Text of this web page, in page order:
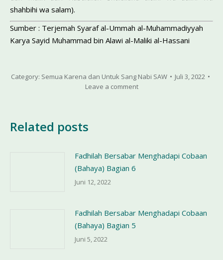
shahbihi wa salam).
Sumber : Terjemah Syaraf al-Ummah al-Muhammadiyyah
Karya Sayid Muhammad bin Alawi al-Maliki al-Hassani
Category: Semua Karena dan Untuk Sang Nabi SAW
Juli 3, 2022
Leave a comment
Related posts
Fadhilah Bersabar Menghadapi Cobaan
(Bahaya) Bagian 6
Juni 12, 2022
Fadhilah Bersabar Menghadapi Cobaan
(Bahaya) Bagian 5
Juni 5, 2022